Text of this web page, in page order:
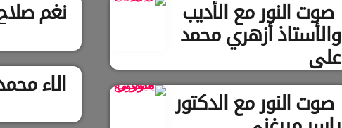
صوت النور مع الأديب
والأستاذ أزهري محمد
علي
صوت النور مع الدكتور
نغم صلاح
الاء